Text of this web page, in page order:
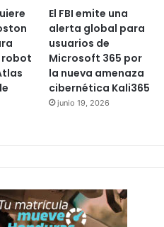
robot
El FBI emite una
alerta global para
usuarios de
Microsoft 365 por
la nueva amenaza
cibernética Kali365
junio 19, 2026